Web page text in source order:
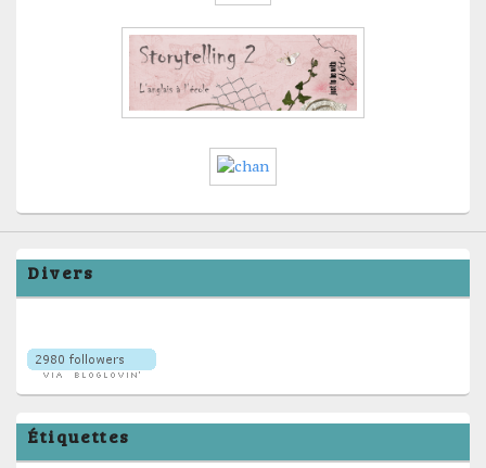
Divers
Étiquettes